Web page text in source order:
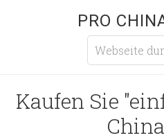
PRO
Kaufen Sie